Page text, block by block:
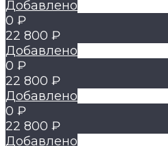
Добавлено
0 ₽
22 800 ₽
Добавлено
0 ₽
22 800 ₽
Добавлено
0 ₽
22 800 ₽
Добавлено